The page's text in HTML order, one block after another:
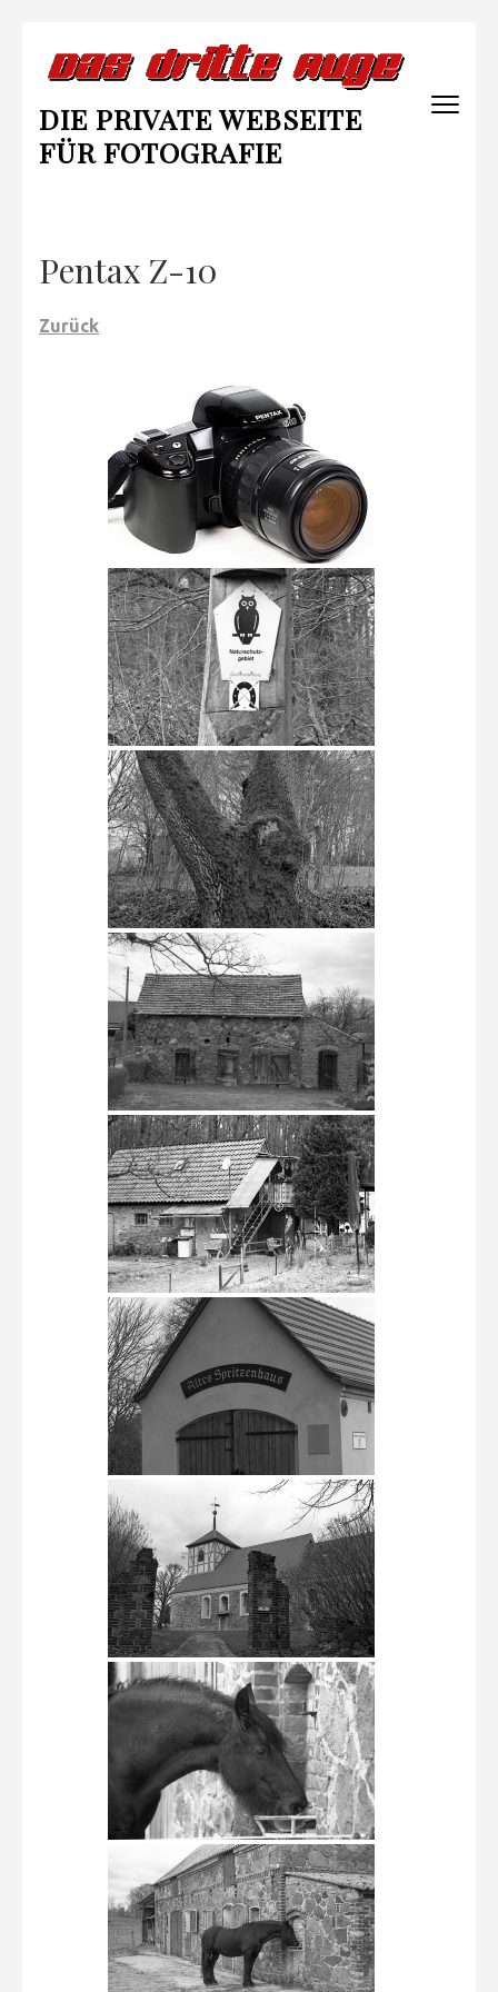
Inhalt
springen
(Enter
drücken)
DIE PRIVATE WEBSEITE
FÜR FOTOGRAFIE
Pentax Z-10
Zurück